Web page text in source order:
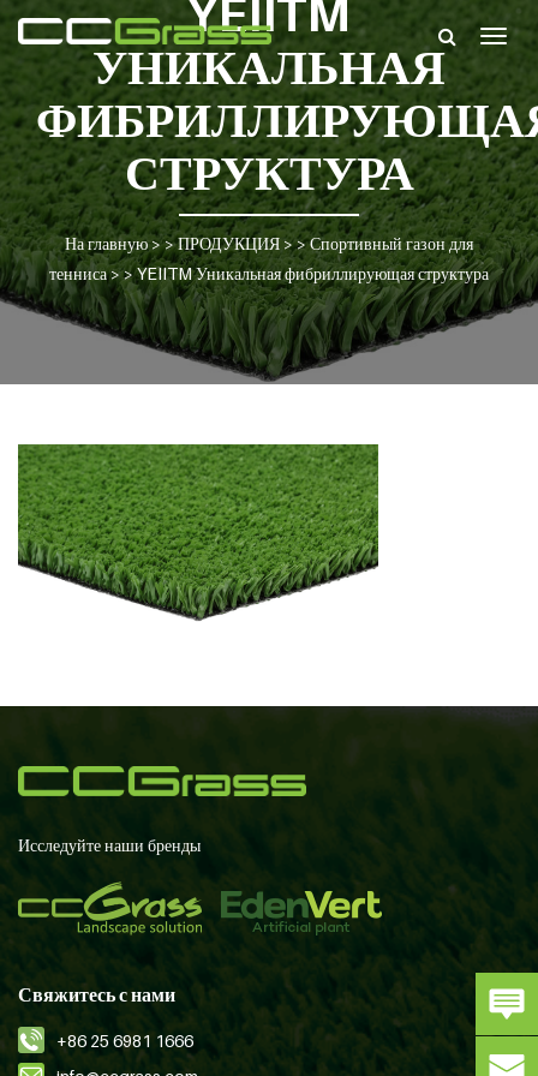
YEIITM
УНИКАЛЬНАЯ
СТРУКТУРА
На главную> >ПРОДУКЦИЯ > >Спортивный газон для
тенниса> >YEIITM Уникальная фибриллирующая структура
Исследуйте наши бренды
Свяжитесь с нами
+86 25 6981 1666